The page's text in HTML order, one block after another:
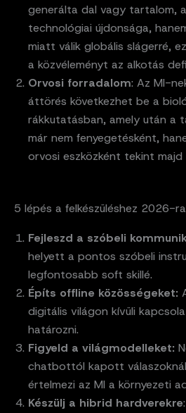
generálta dal vagy tartalom,
technológiai újdonsága,
miatt válik globális slágerré,
a közvéleményt az alkotás
Orvosi forradalom: Az MI-
áttörés következhet be a
rákkutatásban, amely után a
már nem fenyegetésként,
orvosi eszközként tekint
5 lépés a felkészüléshez 2026-ra
Fejleszd a szóbeli
helyett a pontos szóbeli
legfontosabb soft skillé.
Építs offline közösségeket:
digitális világon kívüli
határozni.
Figyeld a világmodelleket:
chatbottól kapott
értelmezi az MI a környezeti
Készülj a hibrid hardverekre